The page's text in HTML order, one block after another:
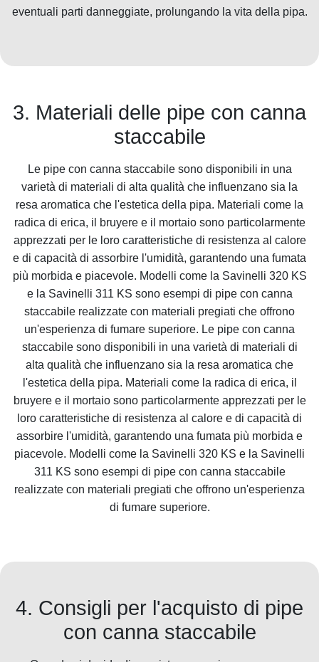
eventuali parti danneggiate, prolungando la vita della pipa.
3. Materiali delle pipe con canna
staccabile
Le pipe con canna staccabile sono disponibili in una
varietà di materiali di alta qualità che influenzano sia la
resa aromatica che l'estetica della pipa. Materiali come la
radica di erica, il bruyere e il mortaio sono particolarmente
apprezzati per le loro caratteristiche di resistenza al calore
e di capacità di assorbire l'umidità, garantendo una fumata
più morbida e piacevole. Modelli come la Savinelli 320 KS
e la Savinelli 311 KS sono esempi di pipe con canna
staccabile realizzate con materiali pregiati che offrono
un'esperienza di fumare superiore. Le pipe con canna
staccabile sono disponibili in una varietà di materiali di
alta qualità che influenzano sia la resa aromatica che
l'estetica della pipa. Materiali come la radica di erica, il
bruyere e il mortaio sono particolarmente apprezzati per le
loro caratteristiche di resistenza al calore e di capacità di
assorbire l'umidità, garantendo una fumata più morbida e
piacevole. Modelli come la Savinelli 320 KS e la Savinelli
311 KS sono esempi di pipe con canna staccabile
realizzate con materiali pregiati che offrono un'esperienza
di fumare superiore.
4. Consigli per l'acquisto di pipe
con canna staccabile